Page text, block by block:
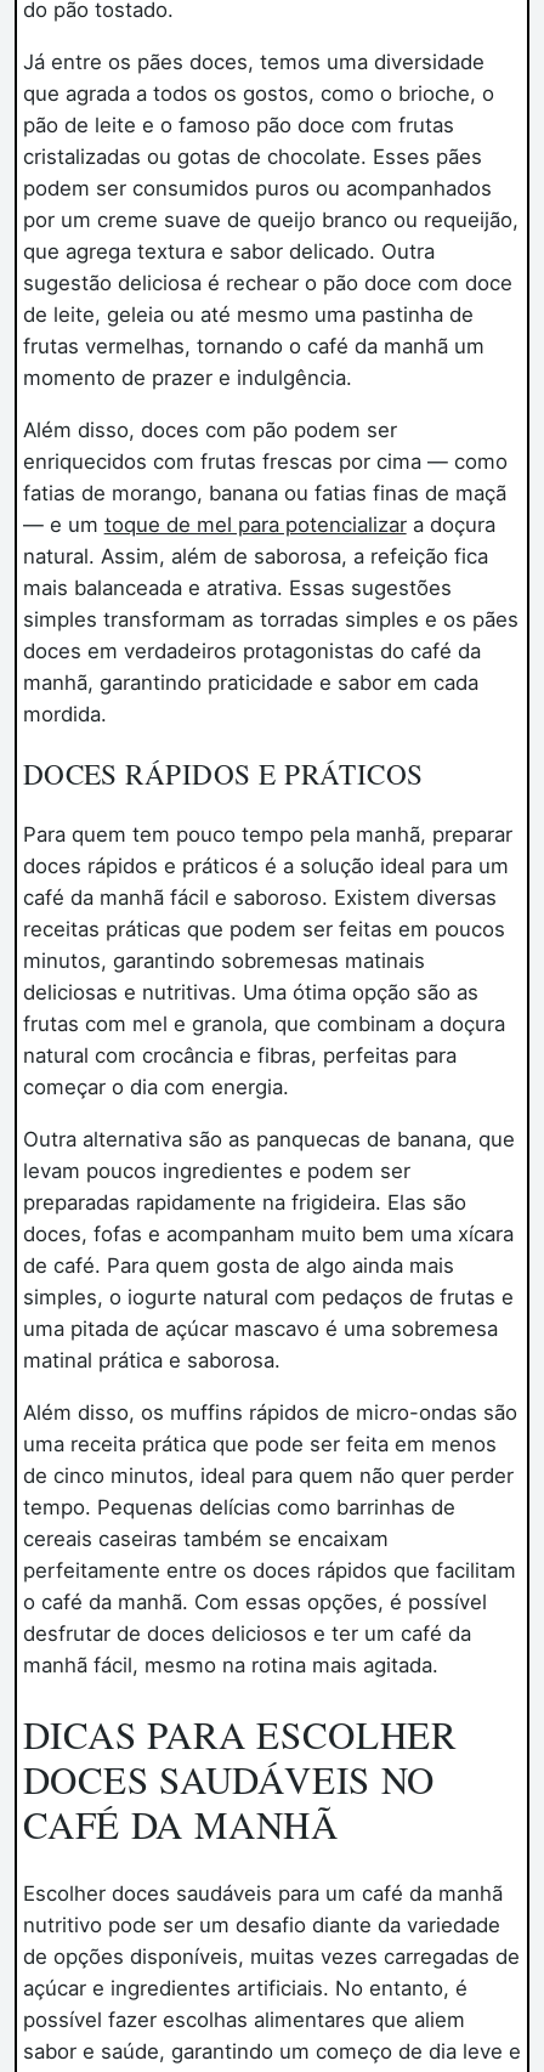
do pão tostado.
Já entre os pães doces, temos uma diversidade
que agrada a todos os gostos, como o brioche, o
pão de leite e o famoso pão doce com frutas
cristalizadas ou gotas de chocolate. Esses pães
podem ser consumidos puros ou acompanhados
por um creme suave de queijo branco ou requeijão,
que agrega textura e sabor delicado. Outra
sugestão deliciosa é rechear o pão doce com doce
de leite, geleia ou até mesmo uma pastinha de
frutas vermelhas, tornando o café da manhã um
momento de prazer e indulgência.
Além disso, doces com pão podem ser
enriquecidos com frutas frescas por cima — como
fatias de morango, banana ou fatias finas de maçã
— e um toque de mel para potencializara doçura
natural. Assim, além de saborosa, a refeição fica
mais balanceada e atrativa. Essas sugestões
simples transformam as torradas simples e os pães
doces em verdadeiros protagonistas do café da
manhã, garantindo praticidade e sabor em cada
mordida.
DOCES RÁPIDOS E PRÁTICOS
Para quem tem pouco tempo pela manhã, preparar
doces rápidos e práticos é a solução ideal para um
café da manhã fácil e saboroso. Existem diversas
receitas práticas que podem ser feitas em poucos
minutos, garantindo sobremesas matinais
deliciosas e nutritivas. Uma ótima opção são as
frutas com mel e granola, que combinam a doçura
natural com crocância e fibras, perfeitas para
começar o dia com energia.
Outra alternativa são as panquecas de banana, que
levam poucos ingredientes e podem ser
preparadas rapidamente na frigideira. Elas são
doces, fofas e acompanham muito bem uma xícara
de café. Para quem gosta de algo ainda mais
simples, o iogurte natural com pedaços de frutas e
uma pitada de açúcar mascavo é uma sobremesa
matinal prática e saborosa.
Além disso, os muffins rápidos de micro-ondas são
uma receita prática que pode ser feita em menos
de cinco minutos, ideal para quem não quer perder
tempo. Pequenas delícias como barrinhas de
cereais caseiras também se encaixam
perfeitamente entre os doces rápidos que facilitam
o café da manhã. Com essas opções, é possível
desfrutar de doces deliciosos e ter um café da
manhã fácil, mesmo na rotina mais agitada.
DICAS PARA ESCOLHER
DOCES SAUDÁVEIS NO
CAFÉ DA MANHÃ
Escolher doces saudáveis para um café da manhã
nutritivo pode ser um desafio diante da variedade
de opções disponíveis, muitas vezes carregadas de
açúcar e ingredientes artificiais. No entanto, é
possível fazer escolhas alimentares que aliem
sabor e saúde, garantindo um começo de dia leve e